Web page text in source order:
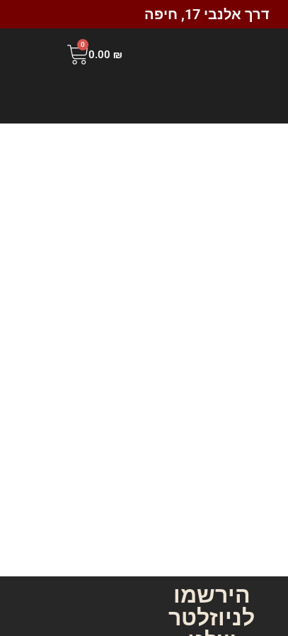
דרך אלנבי 17, חיפה
0.00₪
0
הירשמו
לניוזלטר